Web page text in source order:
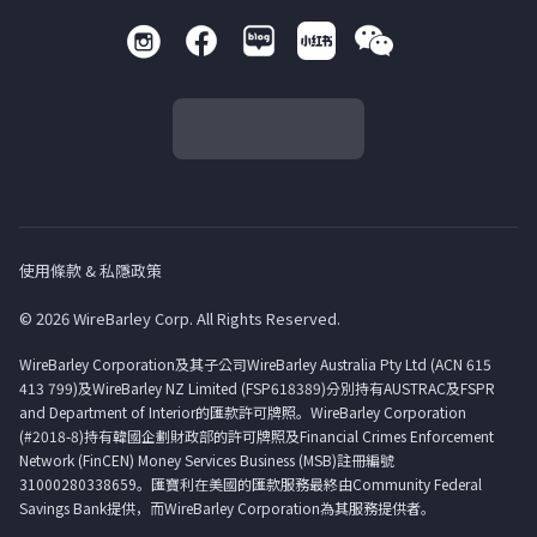
使用條款 & 私隱政策
© 2026 WireBarley Corp. All Rights Reserved.
WireBarley Corporation及其子公司WireBarley Australia Pty Ltd (ACN 615
413 799)及WireBarley NZ Limited (FSP618389)分別持有AUSTRAC及FSPR
and Department of Interior的匯款許可牌照。WireBarley Corporation
(#2018-8)持有韓國企劃財政部的許可牌照及Financial Crimes Enforcement
Network (FinCEN) Money Services Business (MSB)註冊編號
31000280338659。匯寶利在美國的匯款服務最終由Community Federal
Savings Bank提供，而WireBarley Corporation為其服務提供者。